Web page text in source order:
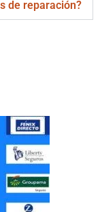
de reparación?